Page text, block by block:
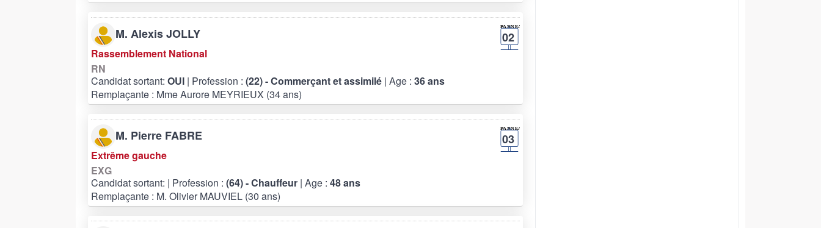
M. Alexis JOLLY 02
Rassemblement National
RN
Candidat sortant: OUI | Profession : (22) - Commerçant et assimilé | Age : 36 ans
Remplaçante : Mme Aurore MEYRIEUX (34 ans)
M. Pierre FABRE 03
Extrême gauche
EXG
Candidat sortant: | Profession : (64) - Chauffeur | Age : 48 ans
Remplaçante : M. Olivier MAUVIEL (30 ans)